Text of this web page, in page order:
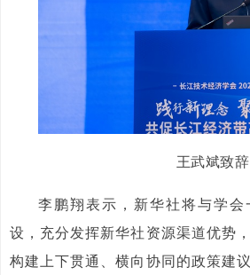
王武斌致辞
李鹏翔表示，新华社将与学会
设，充分发挥新华社资源渠道优势
构建上下贯通、横向协同的政策建